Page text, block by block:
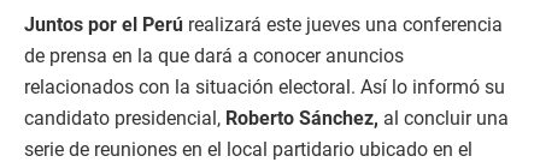
Juntos por el Perú realizará este jueves una conferencia
de prensa en la que dará a conocer anuncios
relacionados con la situación electoral. Así lo informó su
candidato presidencial, Roberto Sánchez, al concluir una
serie de reuniones en el local partidario ubicado en el